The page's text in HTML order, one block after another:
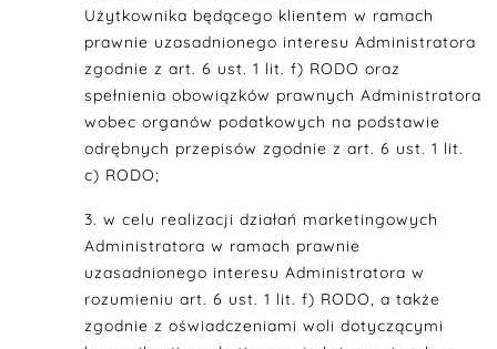
Użytkownika będącego klientem w ramach
prawnie uzasadnionego interesu Administratora
zgodnie z art. 6 ust. 1 lit. f) RODO oraz
spełnienia obowiązków prawnych Administratora
wobec organów podatkowych na podstawie
odrębnych przepisów zgodnie z art. 6 ust. 1 lit.
c) RODO;
w celu realizacji działań marketingowych
Administratora w ramach prawnie
uzasadnionego interesu Administratora w
rozumieniu art. 6 ust. 1 lit. f) RODO, a także
zgodnie z oświadczeniami woli dotyczącymi